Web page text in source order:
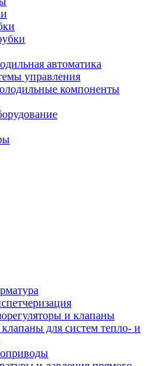
автоматика
управления
компоненты
и клапаны
для систем тепло- и